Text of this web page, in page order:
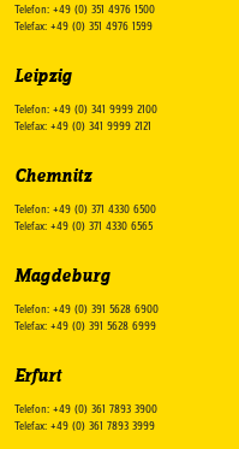
Telefon: +49 (0) 351 4976 1500
Telefax: +49 (0) 351 4976 1599
Leipzig
Telefon: +49 (0) 341 9999 2100
Telefax: +49 (0) 341 9999 2121
Chemnitz
Telefon: +49 (0) 371 4330 6500
Telefax: +49 (0) 371 4330 6565
Magdeburg
Telefon: +49 (0) 391 5628 6900
Telefax: +49 (0) 391 5628 6999
Erfurt
Telefon: +49 (0) 361 7893 3900
Telefax: +49 (0) 361 7893 3999